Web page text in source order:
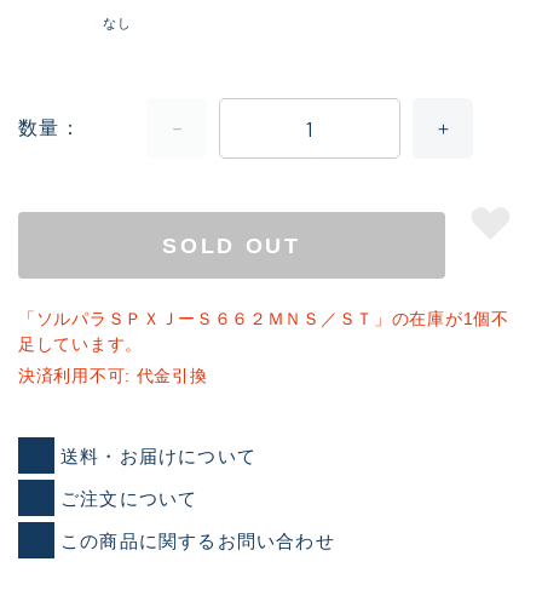
なし
数量
SOLD OUT
「ソルパラＳＰＸＪーＳ６６２ＭＮＳ／ＳＴ」の在庫が1個不
足しています。
決済利用不可: 代金引換
送料・お届けについて
ご注文について
この商品に関するお問い合わせ